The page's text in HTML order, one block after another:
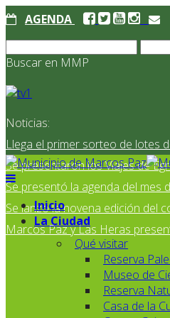
AGENDA
Buscar en MMP
Noticias:
Llega el primer sorteo de lotes
Se presentaron los Viajes de
Se presentó la agenda del mes
Se lanzó la novena edición del
Marcos Paz y Las Heras
Inicio
La Ciudad
Qué visitar
Reserva
Museo de
Reserva
Casa de la